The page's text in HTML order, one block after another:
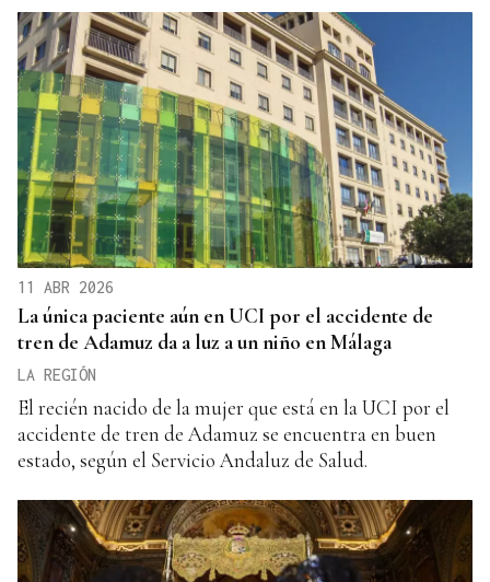
11 ABR 2026
La única paciente aún en UCI por el accidente de
tren de Adamuz da a luz a un niño en Málaga
LA REGIÓN
El recién nacido de la mujer que está en la UCI por el
accidente de tren de Adamuz se encuentra en buen
estado, según el Servicio Andaluz de Salud.